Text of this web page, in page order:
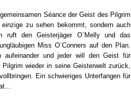
Séance der Geist des Pilgrim
zu sehen bekommt, sondern auch
ruft den Geisterjäger O´Melly und das
Miss O´Conners auf den Plan.
aufeinander und jeder will den Geist für
wieder in seine Geisterwelt zurück,
Ein schwieriges Unterfangen für